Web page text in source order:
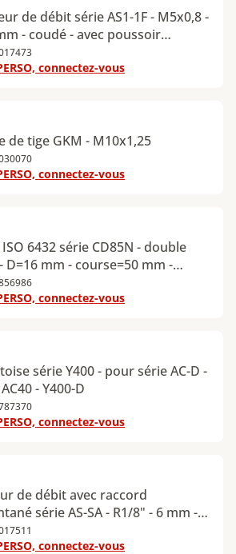
de débit série AS1-1F - M5x0,8 -
- coudé - avec poussoir
- AS1201F-M5-06A
connectez-vous
de tige GKM - M10x1,25
connectez-vous
6432 série CD85N - double
D=16 mm - course=50 mm -
50-B
connectez-vous
série Y400 - pour série AC-D -
- Y400-D
connectez-vous
de débit avec raccord
série AS-SA - R1/8" - 6 mm -
01-06SA
connectez-vous